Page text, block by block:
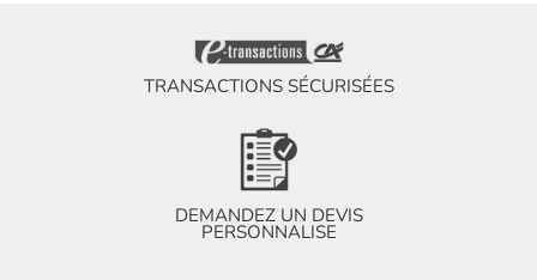
TRANSACTIONS SÉCURISÉES
DEMANDEZ UN DEVIS
PERSONNALISE